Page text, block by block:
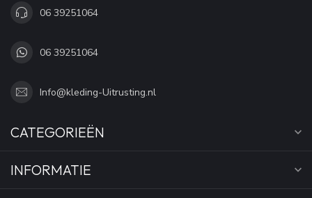
06 39251064
06 39251064
Info@kleding-Uitrusting.nl
CATEGORIEËN
INFORMATIE